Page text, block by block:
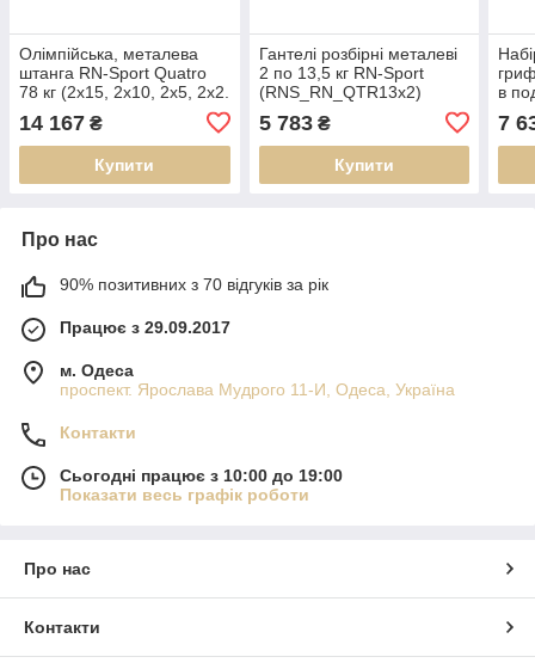
Олімпійська, металева
штанга RN-Sport Quatro
78 кг (2х15, 2х10, 2х5, 2х2.
(RNS_RN_Ch80)
14 167 ₴
Купити
Гантелі розбірні металеві
2 по 13,5 кг RN-Sport
(RNS_RN_QTR13х2)
5 783₴
Купити
в
7
Про нас
90% позитивних з 70 відгуків за рік
Працює з 29.09.2017
м. Одеса
проспект. Ярослава Мудрого 11-И, Одеса, Україна
Контакти
Сьогодні працює з 10:00 до 19:00
Показати весь графік роботи
Про нас
Контакти